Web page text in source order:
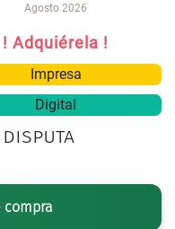
Agosto 2026
! Adquiérela !
Impresa
Digital
compra